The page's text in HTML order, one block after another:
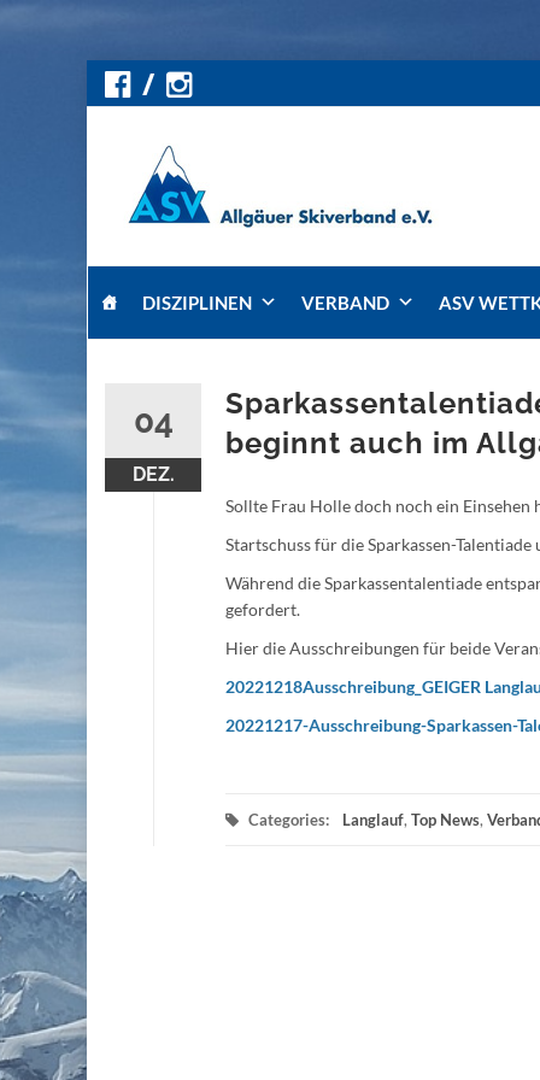
DISZIPLINEN VERBAND ASV
04
DEZ.
beginnt auch im
Sollte Frau Holle doch noch ein
Startschuss für die Sparkassen-
Während die Sparkassentalentiade
gefordert.
Hier die Ausschreibungen für beide
20221218Ausschreibung_GEIGER
20221217-Ausschreibung-Sparkassen-
Categories: Langlauf, Top News,